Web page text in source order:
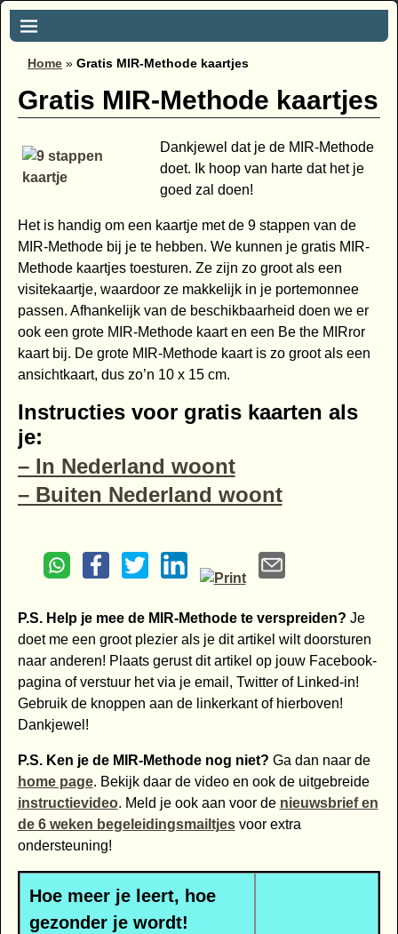
Home » Gratis MIR-Methode kaartjes
Gratis MIR-Methode kaartjes
Dankjewel dat je de MIR-Methode
doet. Ik hoop van harte dat het je
goed zal doen!
Het is handig om een kaartje met de 9 stappen van de
MIR-Methode bij je te hebben. We kunnen je gratis MIR-
Methode kaartjes toesturen. Ze zijn zo groot als een
visitekaartje, waardoor ze makkelijk in je portemonnee
passen. Afhankelijk van de beschikbaarheid doen we er
ook een grote MIR-Methode kaart en een Be the MIRror
kaart bij. De grote MIR-Methode kaart is zo groot als een
ansichtkaart, dus zo’n 10 x 15 cm.
Instructies voor gratis kaarten als
je:
– In Nederland woont
– Buiten Nederland woont
P.S. Help je mee de MIR-Methode te verspreiden? Je
doet me een groot plezier als je dit artikel wilt doorsturen
naar anderen! Plaats gerust dit artikel op jouw Facebook-
pagina of verstuur het via je email, Twitter of Linked-in!
Gebruik de knoppen aan de linkerkant of hierboven!
Dankjewel!
P.S. Ken je de MIR-Methode nog niet? Ga dan naar de
home page. Bekijk daar de video en ook de uitgebreide
instructievideo. Meld je ook aan voor de nieuwsbrief en
de 6 weken begeleidingsmailtjesvoor extra
ondersteuning!
Hoe meer je leert, hoe
gezonder je wordt!